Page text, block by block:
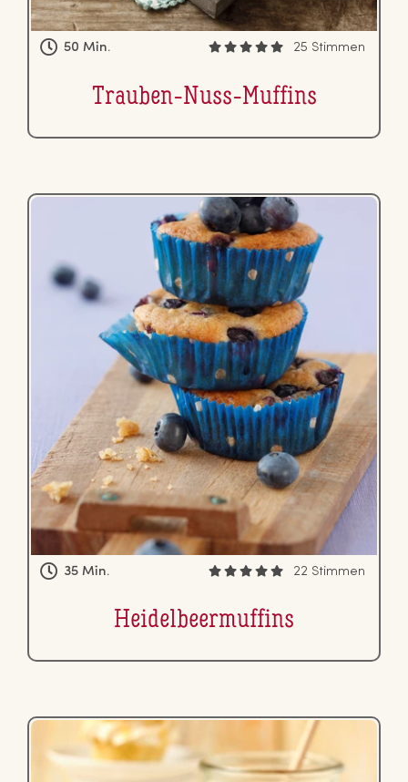
50 Min. 25 Stimmen
Trauben-Nuss-Muffins
35 Min. 22 Stimmen
Hei­del­beer­muf­fins